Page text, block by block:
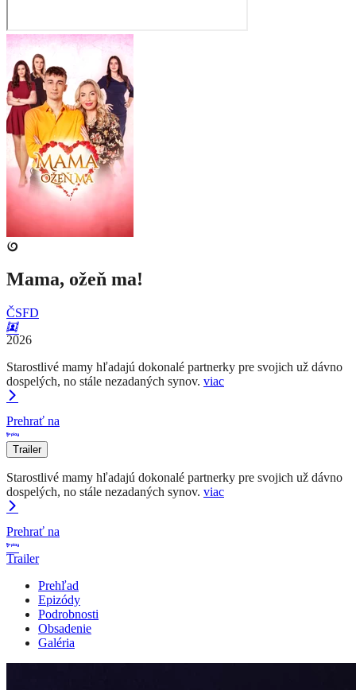
Mama, ožeň ma!
ČSFD
2026
Starostlivé mamy hľadajú dokonalé partnerky pre svojich už dávno
dospelých, no stále nezadaných synov. viac
Prehrať na
Trailer
Starostlivé mamy hľadajú dokonalé partnerky pre svojich už dávno
dospelých, no stále nezadaných synov. viac
Prehrať na
Trailer
Prehľad
Epizódy
Podrobnosti
Obsadenie
Galéria